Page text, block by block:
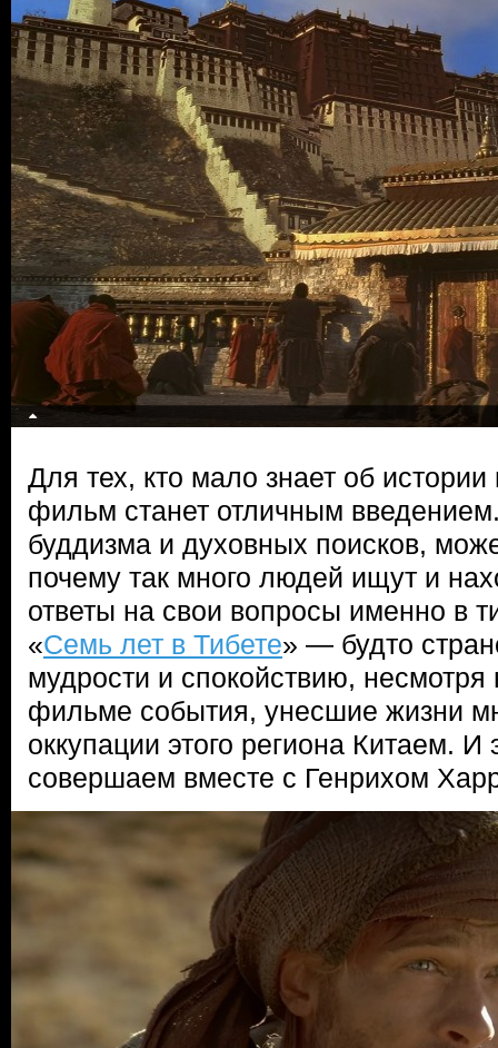
Для тех, кто мало знает об истории
фильм станет отличным
буддизма и духовных поисков,
почему так много людей ищут и
ответы на свои вопросы именно в
«Семь лет в Тибете» — будто
мудрости и спокойствию,
фильме события, унесшие жизни
оккупации этого региона Китаем. И
совершаем вместе с Генрихом